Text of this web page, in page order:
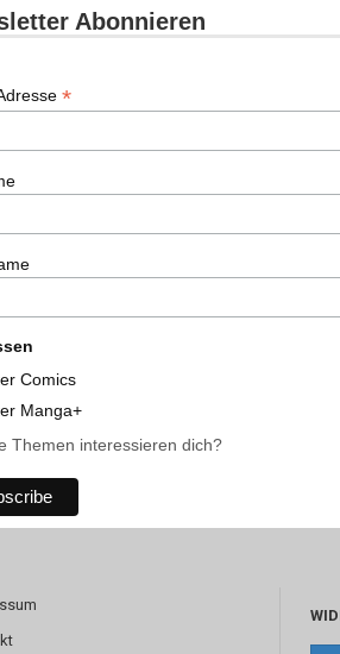
Abonnieren
*
Comics
Manga+
Themen interessieren dich?